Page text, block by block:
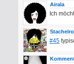
Airala
Ich
#45